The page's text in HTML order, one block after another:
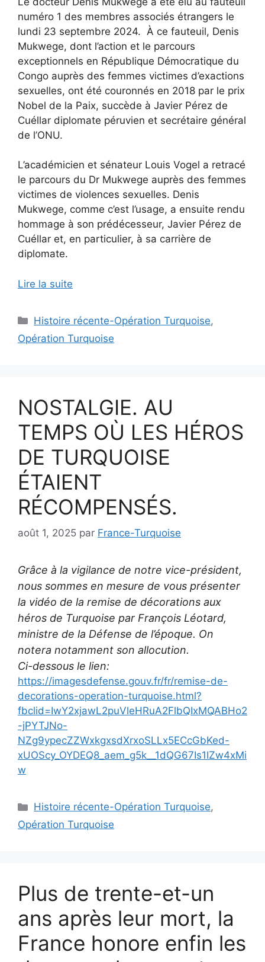
numéro 1 des membres associés étrangers le
lundi 23 septembre 2024. À ce fauteuil, Denis
Mukwege, dont l’action et le parcours
exceptionnels en République Démocratique du
Congo auprès des femmes victimes d’exactions
sexuelles, ont été couronnés en 2018 par le prix
Nobel de la Paix, succède à Javier Pérez de
Cuéllar diplomate péruvien et secrétaire général
de l’ONU.
L’académicien et sénateur Louis Vogel a retracé
le parcours du Dr Mukwege auprès des femmes
victimes de violences sexuelles. Denis
Mukwege, comme c’est l’usage, a ensuite rendu
hommage à son prédécesseur, Javier Pérez de
Cuéllar et, en particulier, à sa carrière de
diplomate.
Lire la suite
Catégories
Histoire récente-Opération Turquoise,
Opération Turquoise
NOSTALGIE. AU
TEMPS OÙ LES HÉROS
DE TURQUOISE
ÉTAIENT
RÉCOMPENSÉS.
août 1, 2025 par France-Turquoise
Grâce à la vigilance de notre vice-président,
nous sommes en mesure de vous présenter
la vidéo de la remise de décorations aux
héros de Turquoise par François Léotard,
ministre de la Défense de l’époque. On
notera notamment son allocution.
Ci-dessous le lien:
https://imagesdefense.gouv.fr/fr/remise-de-
decorations-operation-turquoise.html?
fbclid=IwY2xjawL2puVleHRuA2FlbQIxMQABHo2
-jPYTJNo-
NZg9ypecZZWxkgxsdXrxoSLLx5ECcGbKed-
xUOScy_OYDEQ8_aem_g5k__1dQG67Is1IZw4xMi
w
Catégories
Histoire récente-Opération Turquoise,
Opération Turquoise
Plus de trente-et-un
ans après leur mort, la
France honore enfin les